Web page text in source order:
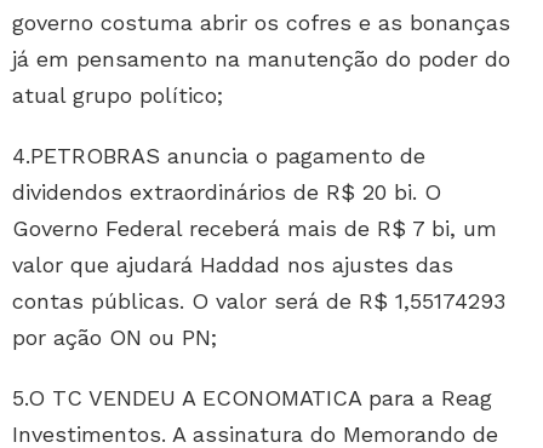
governo costuma abrir os cofres e as bonanças
já em pensamento na manutenção do poder do
atual grupo político;
4.PETROBRAS anuncia o pagamento de
dividendos extraordinários de R$ 20 bi. O
Governo Federal receberá mais de R$ 7 bi, um
valor que ajudará Haddad nos ajustes das
contas públicas. O valor será de R$ 1,55174293
por ação ON ou PN;
5.O TC VENDEU A ECONOMATICA para a Reag
Investimentos. A assinatura do Memorando de